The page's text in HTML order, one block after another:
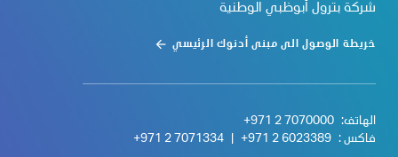
شركة بترول أبوظبي الوطنية
خريطة الوصول الى مبنى أدنوك الرئيسي
الهاتف: +971 2 7070000
فاكس : +971 2 6023389
+971 2 7071334